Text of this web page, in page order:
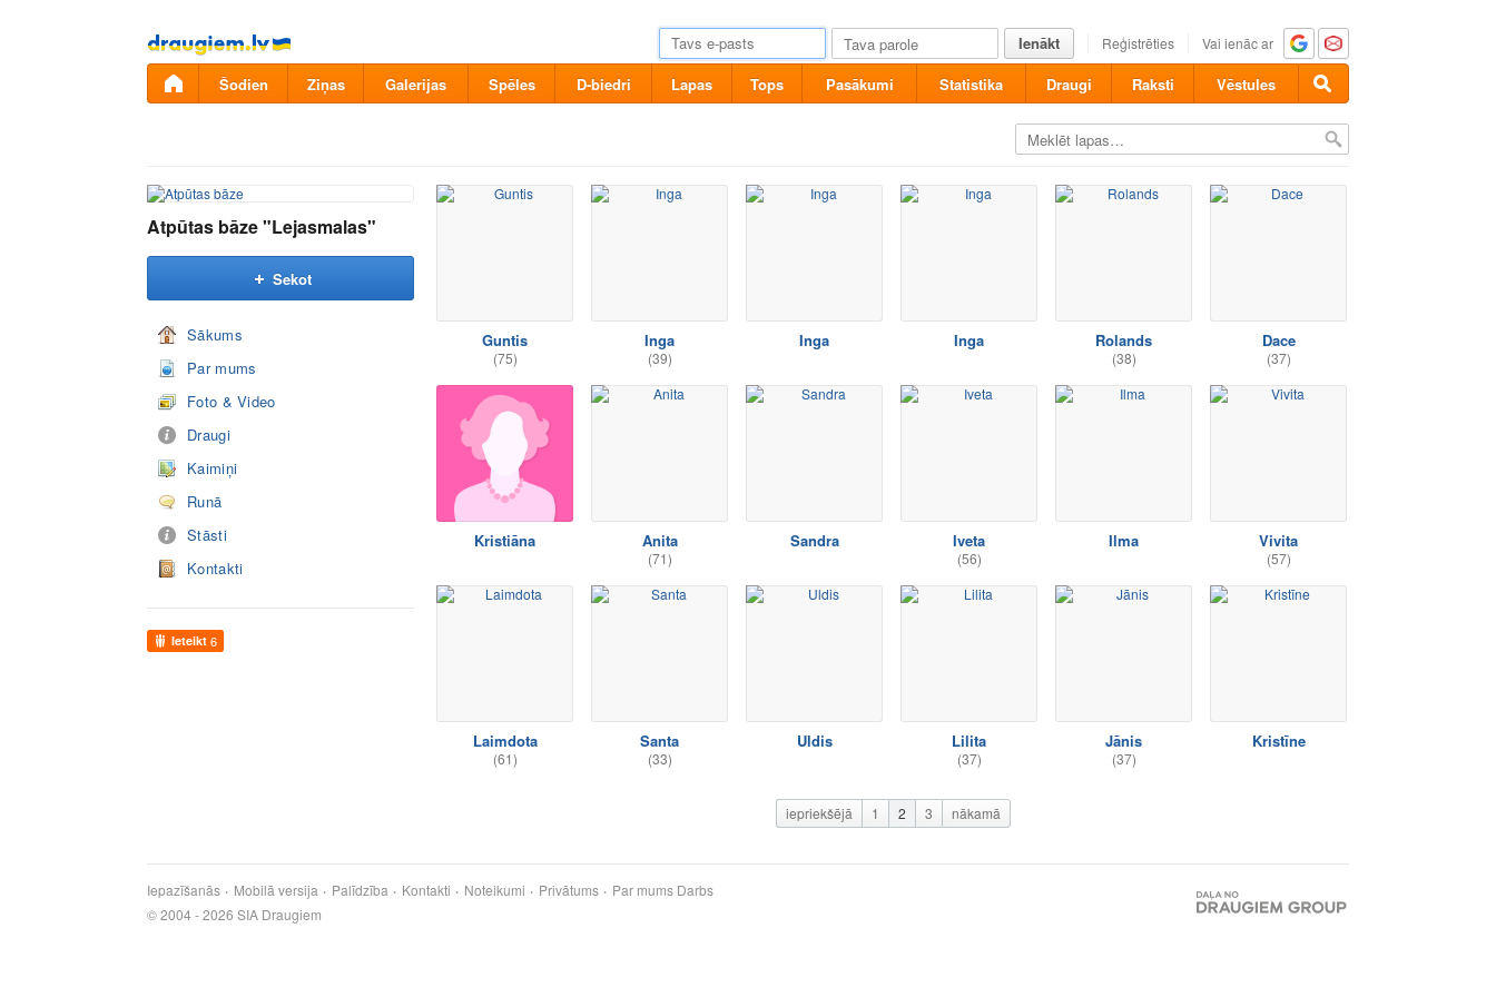
Pāriet
uz
saturu
Ienākt Reģistrēties Vai ienāc ar
Šodien Ziņas Galerijas Spēles D-biedri Lapas Tops Pasākumi Statistika Draugi Raksti Vēstules
Atpūtas bāze "Lejasmalas"
Sekot
Sākums
Par mums
Foto & Video
Draugi
Kaimiņi
Runā
Stāsti
Kontakti
Ieteikt 6
Guntis
(75)
Inga
(39)
Inga Inga Rolands
(38)
Dace
(37)
Kristiāna Anita
(71)
Sandra Iveta
(56)
Ilma Vivita
(57)
Laimdota
(61)
Santa
(33)
Uldis Lilita
(37)
Jānis
(37)
Kristīne
iepriekšējā 1 2 3 nākamā
Iepazīšanās Mobilā versija Palīdzība Kontakti Noteikumi Privātums Par mums Darbs
© 2004 - 2026 SIA Draugiem